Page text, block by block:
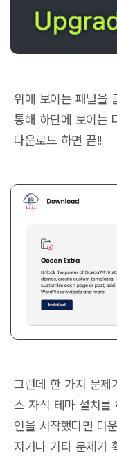
위에 보이는 패널을
통해 하단에 보이는
다운로드 하면 끝!!
그런데 한 가지 문제
스 자식 테마 설치를
인을 시작했다면 다
지거나 기타 문제가